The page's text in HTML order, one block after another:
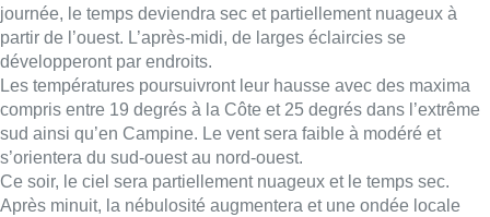
journée, le temps deviendra sec et partiellement nuageux à
partir de l’ouest. L’après-midi, de larges éclaircies se
développeront par endroits.
Les températures poursuivront leur hausse avec des maxima
compris entre 19 degrés à la Côte et 25 degrés dans l’extrême
sud ainsi qu’en Campine. Le vent sera faible à modéré et
s’orientera du sud-ouest au nord-ouest.
Ce soir, le ciel sera partiellement nuageux et le temps sec.
Après minuit, la nébulosité augmentera et une ondée locale